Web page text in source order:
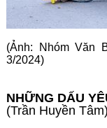
(Ảnh: Nhóm Văn
3/2024)
NHỮNG DẤU
(Trần Huyền Tâm)